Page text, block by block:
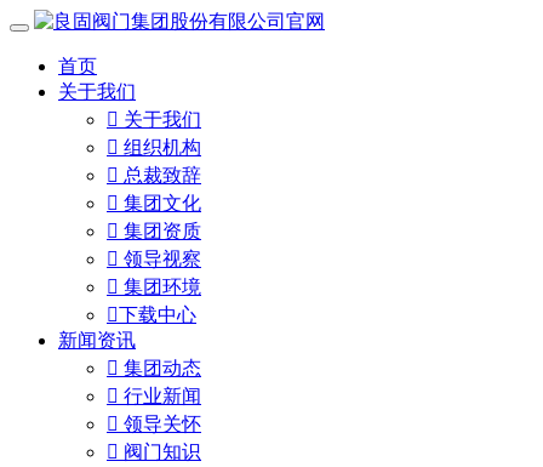
首页
关于我们
 关于我们
 组织机构
 总裁致辞
 集团文化
 集团资质
 领导视察
 集团环境
下载中心
新闻资讯
 集团动态
 行业新闻
 领导关怀
 阀门知识